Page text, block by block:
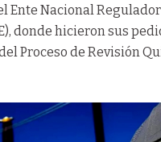
Ente Nacional
donde hicieron sus
Proceso de Revisión